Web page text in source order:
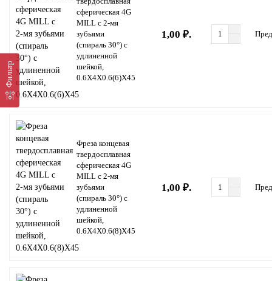
Фильтр
сферическая 4G
MILL с 2-мя
зубьями
(спираль 30°) с
удлиненной
шейкой,
0.6X4X0.6(6)X45
1,00 ₽.
Фреза концевая
твердосплавная
сферическая 4G
MILL с 2-мя
зубьями
(спираль 30°) с
удлиненной
шейкой,
0.6X4X0.6(8)X45
1,00 ₽.